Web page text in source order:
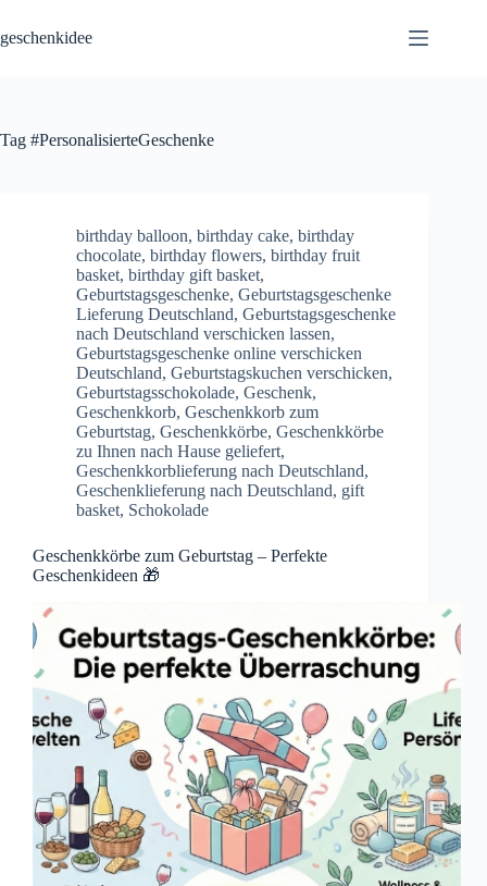
content
geschenkidee
Tag #PersonalisierteGeschenke
birthday balloon, birthday cake, birthday
chocolate, birthday flowers, birthday fruit
basket, birthday gift basket,
Geburtstagsgeschenke, Geburtstagsgeschenke
Lieferung Deutschland, Geburtstagsgeschenke
nach Deutschland verschicken lassen,
Geburtstagsgeschenke online verschicken
Deutschland, Geburtstagskuchen verschicken,
Geburtstagsschokolade, Geschenk,
Geschenkkorb, Geschenkkorb zum
Geburtstag, Geschenkkörbe, Geschenkkörbe
zu Ihnen nach Hause geliefert,
Geschenkkorblieferung nach Deutschland,
Geschenklieferung nach Deutschland, gift
basket, Schokolade
Geschenkkörbe zum Geburtstag – Perfekte
Geschenkideen 🎁